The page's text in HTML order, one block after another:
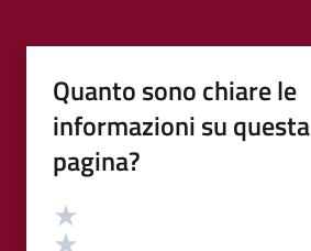
Quanto sono chiare le
informazioni su questa
pagina?
Valutazione